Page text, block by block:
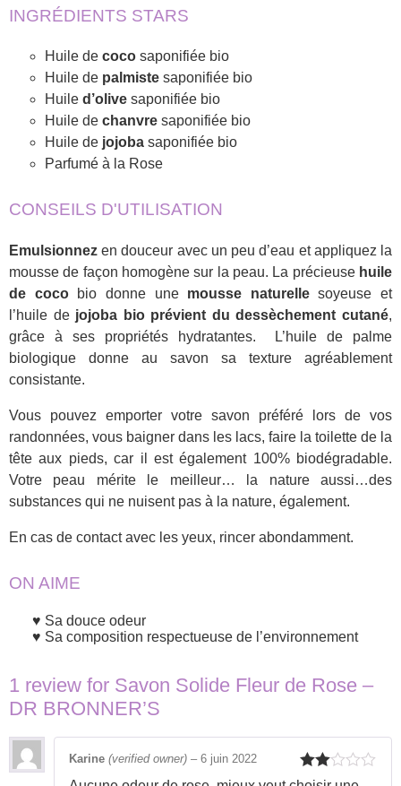
INGRÉDIENTS STARS
Huile de coco saponifiée bio
Huile de palmiste saponifiée bio
Huile d’olive saponifiée bio
Huile de chanvre saponifiée bio
Huile de jojoba saponifiée bio
Parfumé à la Rose
CONSEILS D'UTILISATION
Emulsionnez en douceur avec un peu d’eau et appliquez la
mousse de façon homogène sur la peau. La précieuse huile
de cocobio donne unemousse naturellesoyeuse et
l’huile de jojoba bio prévient du dessèchement cutané,
grâce à ses propriétés hydratantes. L’huile de palme
biologique donne au savon sa texture agréablement
consistante.
Vous pouvez emporter votre savon préféré lors de vos
randonnées, vous baigner dans les lacs, faire la toilette de la
tête aux pieds, car il est également 100% biodégradable.
Votre peau mérite le meilleur… la nature aussi…des
substances qui ne nuisent pas à la nature, également.
En cas de contact avec les yeux, rincer abondamment.
ON AIME
Sa douce odeur
Sa composition respectueuse de l’environnement
1 review for Savon Solide Fleur de Rose –
DR BRONNER’S
Rated
Karine (verified owner) – 6 juin 2022